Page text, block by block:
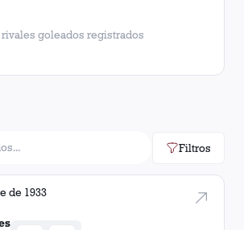
rivales goleados registrados
Filtros
de 1933